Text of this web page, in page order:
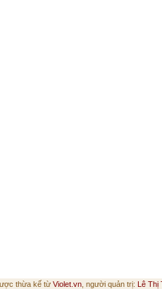
thừa kế từ Violet.vn , người quản trị: Lê Thị